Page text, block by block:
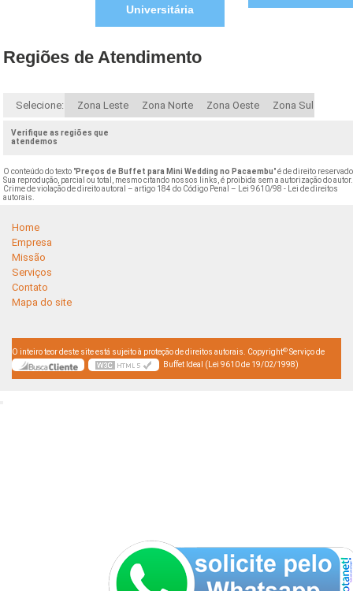
Universitária
Regiões de Atendimento
Selecione: Zona Leste Zona Norte Zona Oeste Zona Sul
Verifique as regiões que
atendemos
O conteúdo do texto "Preços de Buffet para Mini Wedding no Pacaembu" é de direito
Sua reprodução, parcial ou total, mesmo citando nossos links, é proibida sem a autorização do autor.
Crime de violação de direito autoral – artigo 184 do Código Penal –
Lei 9610/98 - Lei de direitos
autorais
Home
Empresa
Missão
Serviços
Contato
Mapa do site
O inteiro teor deste site está sujeito à proteção de direitos autorais. Copyright© Serviço de
Buffet Ideal (Lei 9610 de 19/02/1998)